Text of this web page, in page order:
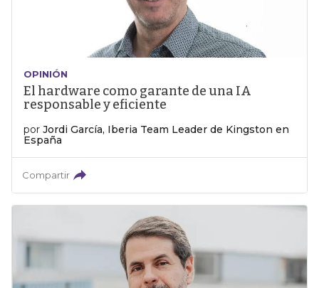
OPINIÓN
El hardware como garante de una IA
responsable y eficiente
por Jordi García, Iberia Team Leader de Kingston en
España
Compartir